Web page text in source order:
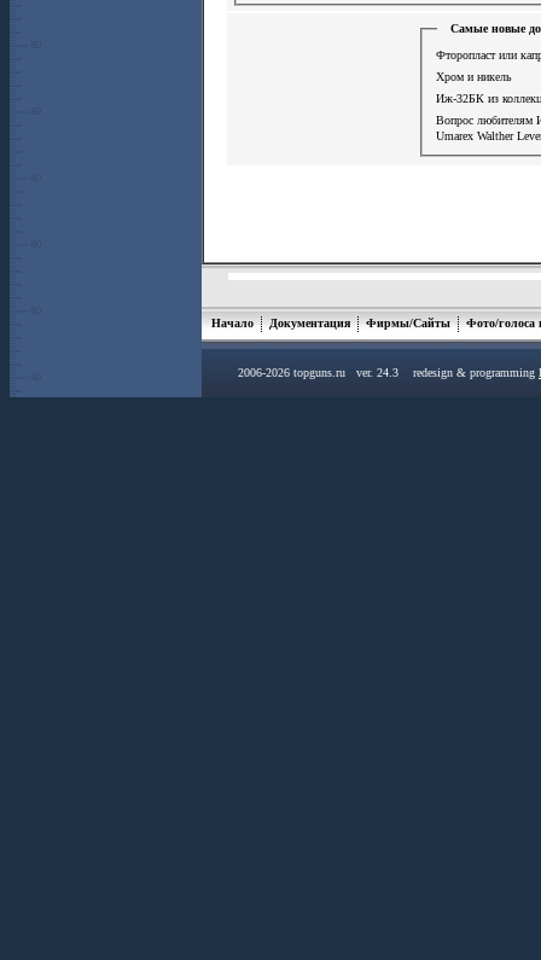
Самые новые
Фторопласт или
Хром и никель
Иж-32БК из
Вопрос
Umarex Walther
Начало Документация Фирмы/Сайты Фото/голоса
2006-2026 topguns.ru ver. 24.3 redesign & programming